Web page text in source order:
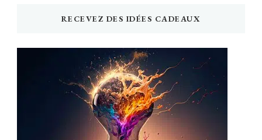
RECEVEZ DES IDÉES CADEAUX